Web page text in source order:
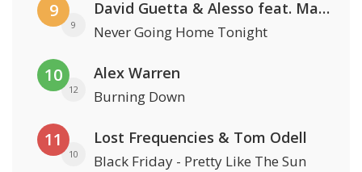
9
9
David Guetta & Alesso feat. Madison Love
Never Going Home Tonight
10
12
Alex Warren
Burning Down
11
10
Lost Frequencies & Tom Odell
Black Friday - Pretty Like The Sun